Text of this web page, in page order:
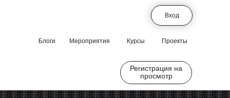
Курсы
Мероприятия Проекты
Блоги
Вход
Регистрация на
просмотр